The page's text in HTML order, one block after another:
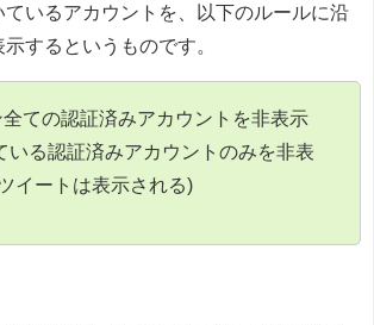
いるアカウントを、以下のルールに沿
するというものです。
ての認証済みアカウントを非表示
いる認証済みアカウントのみを非表
イートは表示される)